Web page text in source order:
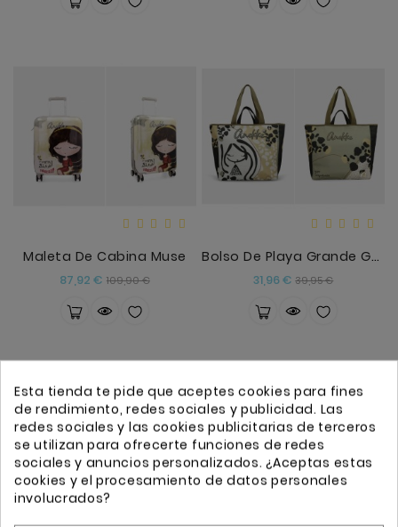
Maleta De Cabina Muse
87,92 € Precio
109,90 €Precio
Bolso De Playa Grande Gaia Anekke
31,96 € Precio
39,95 €Precio
Esta tienda te pide que aceptes cookies para fines
de rendimiento, redes sociales y publicidad. Las
redes sociales y las cookies publicitarias de terceros
se utilizan para ofrecerte funciones de redes
sociales y anuncios personalizados. ¿Aceptas estas
cookies y el procesamiento de datos personales
involucrados?